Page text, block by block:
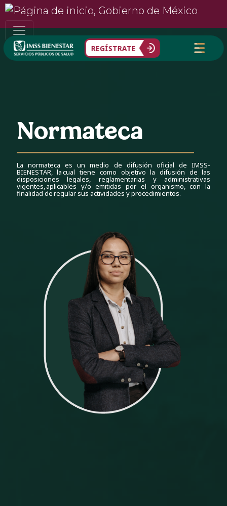
REGÍSTRATE
Normateca
La normateca es un medio de difusión oficial de IMSS-
BIENESTAR, la cual tiene como objetivo la difusión de las
disposiciones legales, reglamentarias y administrativas
vigentes, aplicables y/o emitidas por el organismo, con la
finalidad de regular sus actividades y procedimientos.